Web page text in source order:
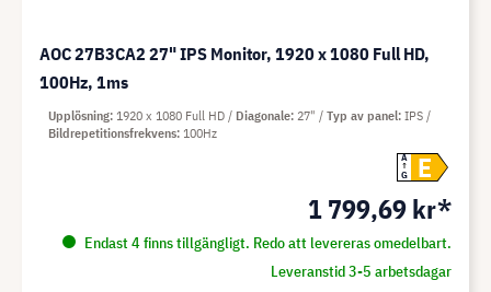
AOC 27B3CA2 27" IPS Monitor, 1920 x 1080 Full HD,
100Hz, 1ms
A
G
E
1 799,69 kr*
Endast 4 finns tillgängligt. Redo att levereras omedelbart.
Leveranstid 3-5 arbetsdagar
Upplösning 1920 x 1080 Full HD Diagonale 27" Typ av panel IPS
Bildrepetitionsfrekvens 100Hz